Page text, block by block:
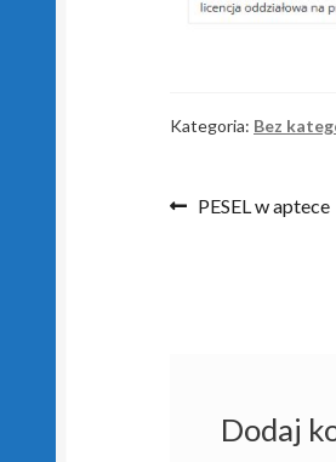
Kategoria: Bez
Nawigacja
Poprzedni
PESEL w aptece
Dodaj